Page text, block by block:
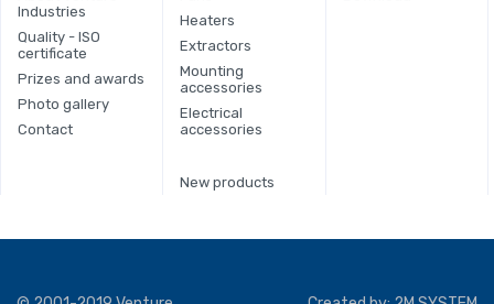
Industries
Quality - ISO
certificate
Prizes and awards
Photo gallery
Contact
Heaters
Extractors
Mounting
accessories
Electrical
accessories
New products